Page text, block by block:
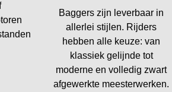
Baggers zijn leverbaar in
allerlei stijlen. Rijders
hebben alle keuze: van
klassiek gelijnde tot
moderne en volledig zwart
afgewerkte meesterwerken.